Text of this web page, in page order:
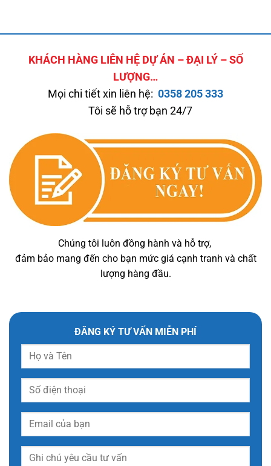
KHÁCH HÀNG LIÊN HỆ DỰ ÁN – ĐẠI LÝ – SỐ
LƯỢNG…
Mọi chi tiết xin liên hệ: 0358 205 333
Tôi sẽ hỗ trợ bạn 24/7
Chúng tôi luôn đồng hành và hỗ trợ,
đảm bảo mang đến cho bạn mức giá cạnh tranh và chất
lượng hàng đầu.
ĐĂNG KÝ TƯ VẤN MIỄN PHÍ